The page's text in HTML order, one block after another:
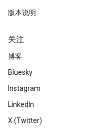
版本说明
关注
博客
Bluesky
Instagram
LinkedIn
X (Twitter)